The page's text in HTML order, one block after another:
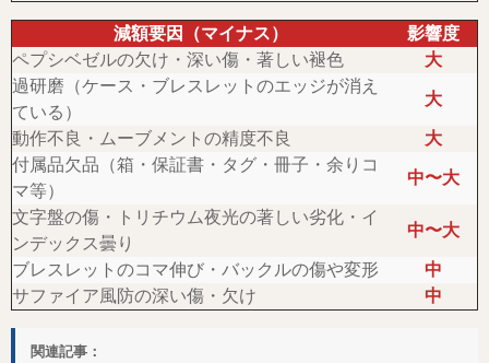
減額要因（マイナス）
影響度
ペプシベゼルの欠け・深い傷・著しい褪色
大
過研磨（ケース・ブレスレットのエッジが消え
ている）
大
動作不良・ムーブメントの精度不良
大
付属品欠品（箱・保証書・タグ・冊子・余りコ
マ等）
中〜大
文字盤の傷・トリチウム夜光の著しい劣化・イ
ンデックス曇り
中〜大
ブレスレットのコマ伸び・バックルの傷や変形
中
サファイア風防の深い傷・欠け
中
関連記事：